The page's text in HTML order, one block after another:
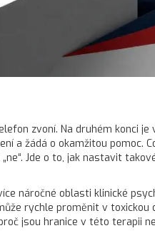
zvoní. Na druhém konci je
a žádá o okamžitou pomoc.
Jde o to, jak nastavit
náročné oblasti klinické
rychle proměnit v toxickou
jsou hranice v této terapii